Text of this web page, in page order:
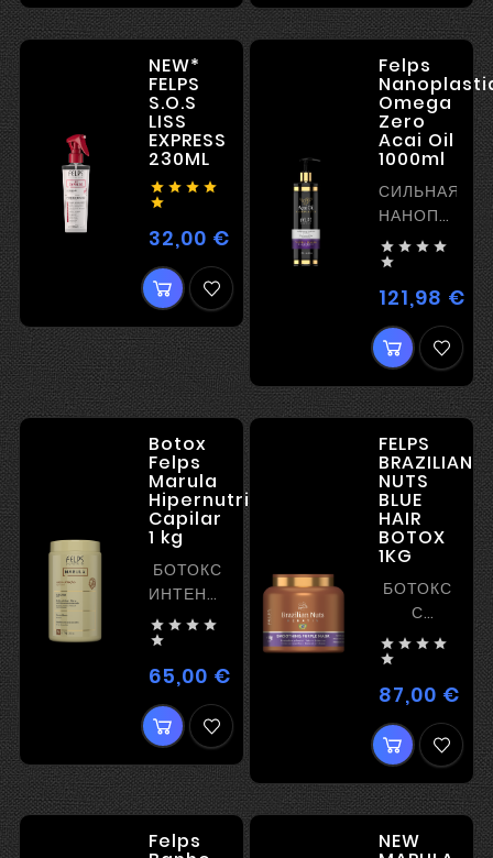
NEW*
FELPS
S.O.S
LISS
EXPRESS
230ML
   

32,00 €Цена
Felps
Omega
Zero
Acai Oil
1000ml
СИЛЬНАЯ
С
ЭФФЕКТОМ
   

121,98 €
Botox
Felps
Marula
Hipernutricao
Capilar
1 kg
БОТОКС
ИНТЕНСИВНОЕ
ПИТАНИЕ
РАЗГЛАЖИВАНИЕ
   

65,00 €Цена
FELPS
BRAZILIAN
NUTS
BLUE
HAIR
BOTOX
1KG
БОТОКС
С
ПИГМЕНТОМ
   

87,00 €
Felps NEW